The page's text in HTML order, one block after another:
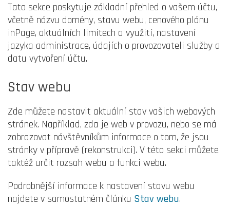
Tato sekce poskytuje základní přehled o vašem účtu,
včetně názvu domény, stavu webu, cenového plánu
inPage, aktuálních limitech a využití, nastavení
jazyka administrace, údajích o provozovateli služby a
datu vytvoření účtu.
Stav webu
Zde můžete nastavit aktuální stav vašich webových
stránek. Například, zda je web v provozu, nebo se má
zobrazovat návštěvníkům informace o tom, že jsou
stránky v přípravě (rekonstrukci). V této sekci můžete
taktéž určit rozsah webu a funkci webu.
Podrobnější informace k nastavení stavu webu
najdete v samostatném článku Stav webu.